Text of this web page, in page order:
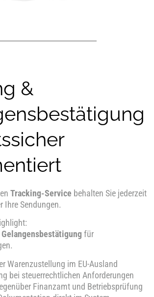
&
Tracking-Service behalten Sie jederzeit
Ihre Sendungen.
Gelangensbestätigung für
Warenzustellung im EU-Ausland
bei steuerrechtlichen Anforderungen
Finanzamt und Betriebsprüfung